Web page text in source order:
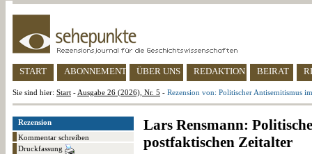
START ABONNEMENT ÜBER UNS REDAKTION BEIRAT
Sie sind hier: Start - Ausgabe 26 (2026), Nr. 5 - Rezension von: Politischer Antisemitismus
Rezension
Kommentar schreiben
Druckfassung
Lars Rensmann:
postfaktischen Zeitalter